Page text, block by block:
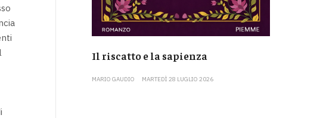
Il riscatto e la sapienza
MARIO GAUDIO MARTEDÌ 28 LUGLIO 2026